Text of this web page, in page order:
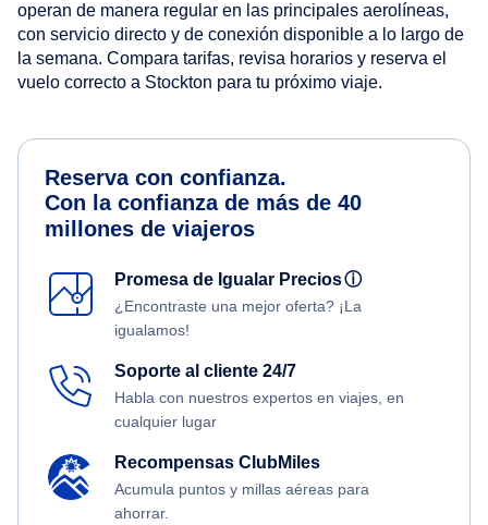
operan de manera regular en las principales aerolíneas,
con servicio directo y de conexión disponible a lo largo de
la semana. Compara tarifas, revisa horarios y reserva el
vuelo correcto a Stockton para tu próximo viaje.
Reserva con confianza.
Con la confianza de más de 40
millones de viajeros
Promesa de Igualar Preciosⓘ
¿Encontraste una mejor oferta? ¡La
igualamos!
Soporte al cliente 24/7
Habla con nuestros expertos en viajes, en
cualquier lugar
Recompensas ClubMiles
Acumula puntos y millas aéreas para
ahorrar.